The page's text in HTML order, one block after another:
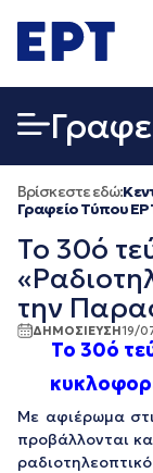
σε
περιεχόμενο
Βρίσκεστε εδώ:
Γραφείο Τύπου
To 30ό
την
ΔΗΜΟΣΙΕΥΣΗ19/
To 30ό
Mε αφιέρωμα
προβάλλονται